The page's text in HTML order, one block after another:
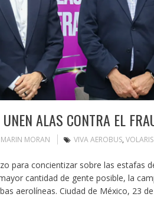
ALAS CONTRA EL
MORAN VIVA AEROBUS, VOLARIS
para concientizar sobre las estafas
cantidad de gente posible, la
aerolíneas. Ciudad de México, 23